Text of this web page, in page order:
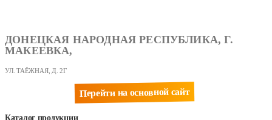
ДОНЕЦКАЯ НАРОДНАЯ РЕСПУБЛИКА, Г.
МАКЕЕВКА,
УЛ. ТАЁЖНАЯ, Д. 2Г
Перейти на основной сайт
Каталог продукции